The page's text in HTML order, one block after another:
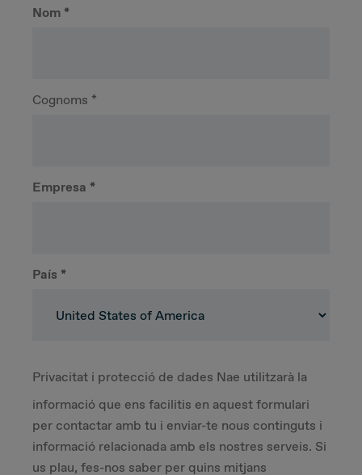
Nom *
Cognoms *
Empresa *
País *
Privacitat i protecció de dades Nae utilitzarà la
informació que ens facilitis en aquest formulari
per contactar amb tu i enviar-te nous continguts i
informació relacionada amb els nostres serveis. Si
us plau, fes-nos saber per quins mitjans